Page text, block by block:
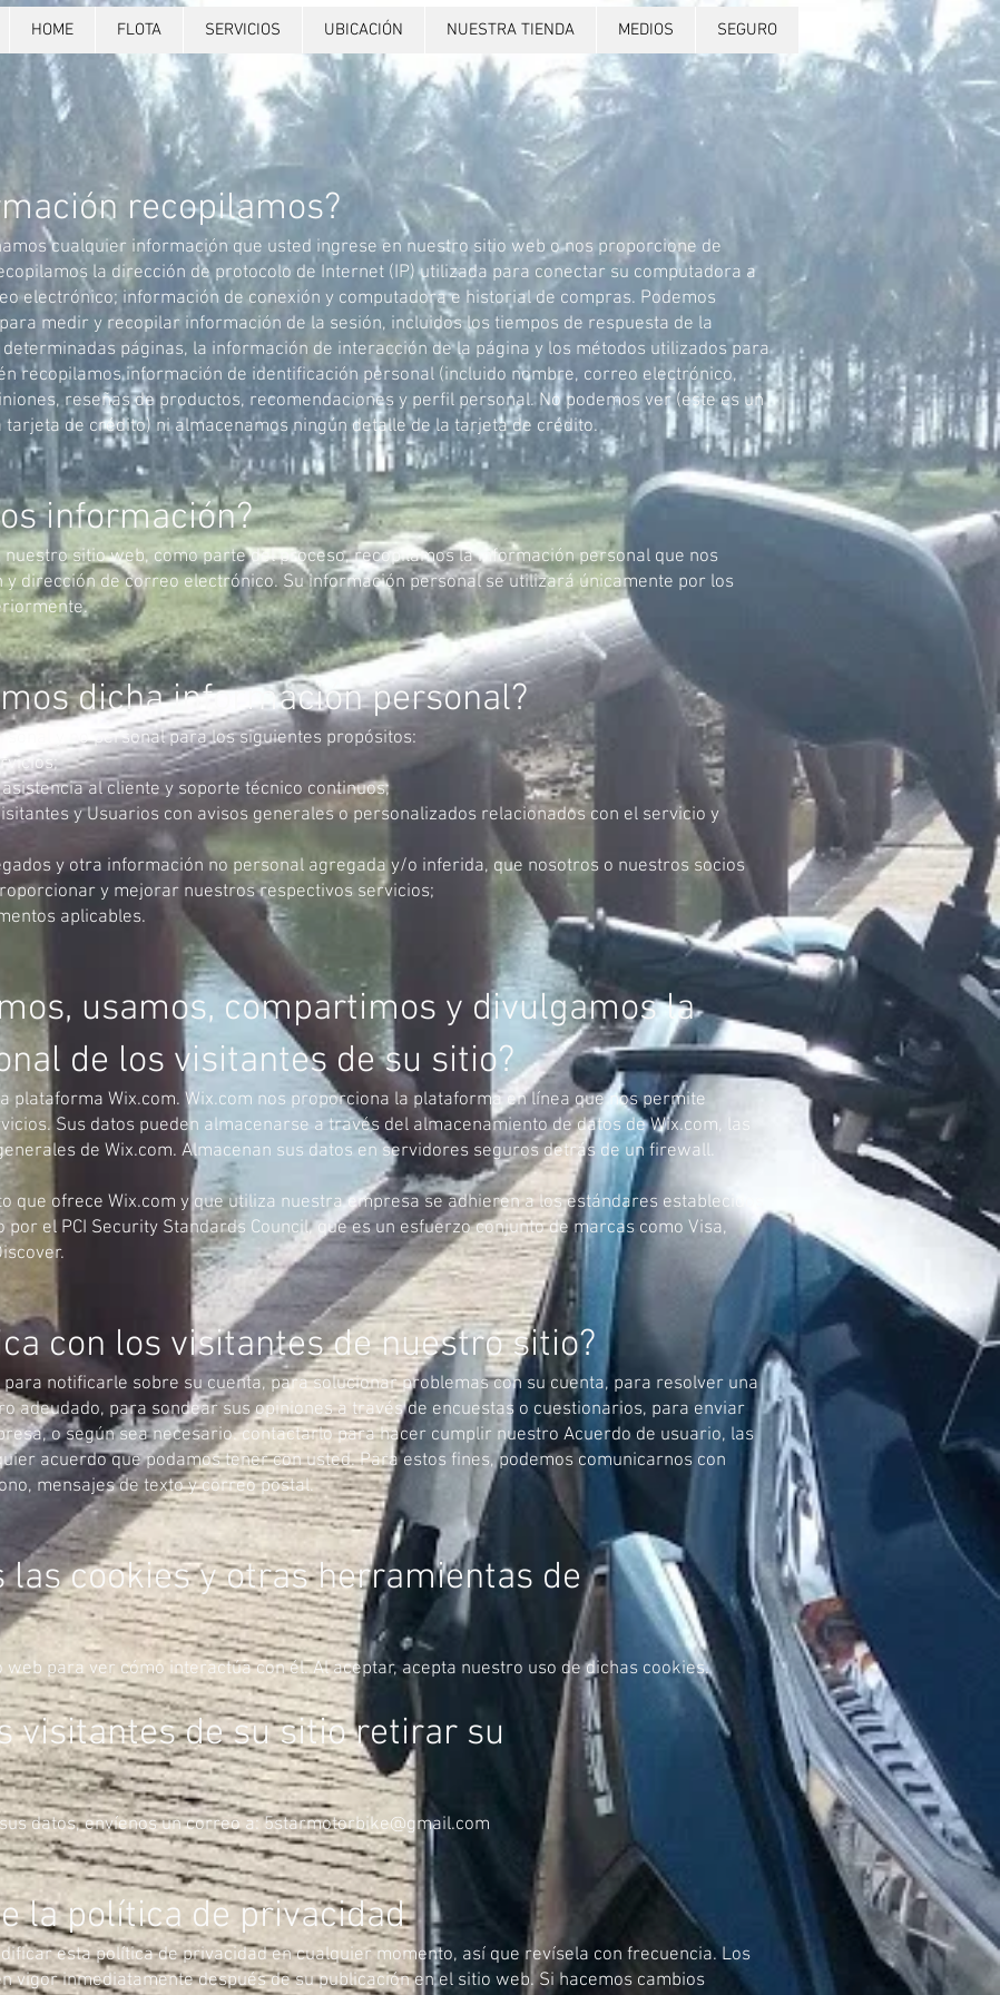
HOME FLOTA SERVICIOS UBICACIÓN NUESTRA TIENDA MEDIOS SEGURO
recopilamos?
cualquier información que usted ingrese en nuestro sitio web o nos proporcione de
la dirección de protocolo de Internet (IP) utilizada para conectar su computadora a
electrónico; información de conexión y computadora e historial de compras. Podemos
medir y recopilar información de la sesión, incluidos los tiempos de respuesta de la
páginas, la información de interacción de la página y los métodos utilizados para
recopilamos información de identificación personal (incluido nombre, correo electrónico,
reseñas de productos, recomendaciones y perfil personal. No podemos ver (este es un
de crédito) ni almacenamos ningún detalle de la tarjeta de crédito.
información?
sitio web, como parte del proceso, recopilamos la información personal que nos
dirección de correo electrónico. Su información personal se utilizará únicamente por los
dicha información personal?
y no personal para los siguientes propósitos:
al cliente y soporte técnico continuos;
y Usuarios con avisos generales o personalizados relacionados con el servicio y
y otra información no personal agregada y/o inferida, que nosotros o nuestros socios
y mejorar nuestros respectivos servicios;
aplicables.
usamos, compartimos y divulgamos la
de los visitantes de su sitio?
plataforma Wix.com. Wix.com nos proporciona la plataforma en línea que nos permite
Sus datos pueden almacenarse a través del almacenamiento de datos de Wix.com, las
de Wix.com. Almacenan sus datos en servidores seguros detrás de un firewall.
que ofrece Wix.com y que utiliza nuestra empresa se adhieren a los estándares establecidos
por el PCI Security Standards Council, que es un esfuerzo conjunto de marcas como Visa,
con los visitantes de nuestro sitio?
notificarle sobre su cuenta, para solucionar problemas con su cuenta, para resolver una
adeudado, para sondear sus opiniones a través de encuestas o cuestionarios, para enviar
o según sea necesario. contactarlo para hacer cumplir nuestro Acuerdo de usuario, las
acuerdo que podamos tener con usted. Para estos fines, podemos comunicarnos con
mensajes de texto y correo postal.
las cookies y otras herramientas de
para ver cómo interactúa con él. Al aceptar, acepta nuestro uso de dichas cookies.
visitantes de su sitio retirar su
datos, envíenos un correo a:5starmotorbike@gmail.com
la política de privacidad
esta política de privacidad en cualquier momento, así que revísela con frecuencia. Los
vigor inmediatamente después de su publicación en el sitio web. Si hacemos cambios